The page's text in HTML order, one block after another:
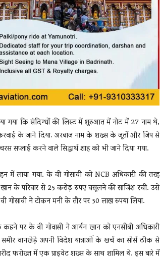
गया कि संदिग्धों की लिस्ट में शुरुआत में नोट में 27 नाम थे,
के जाने दिया. अरबाज नाम के शख्स के जूतों और जिप से
सप्लाई करने वाले सिद्धार्थ शाह को भी जाने दिया गया.
में लाया गया. के वी गोसावी को NCB अधिकारी की तरह
के परिवार से 25 करोड़ रुपए वसूलने की साजिश रची. उसे
ने टोकन मनी के तौर पर 50 लाख रुपया लिया.
पर के वी गोवासी ने आर्यन खान को एनसीबी अधिकारी
वानखेड़े अपनी विदेश यात्राओं के खर्च का सोर्स ठीक से
फरोख्त में एक प्राइवेट शख्स के साथ शामिल थे. इस बारे में